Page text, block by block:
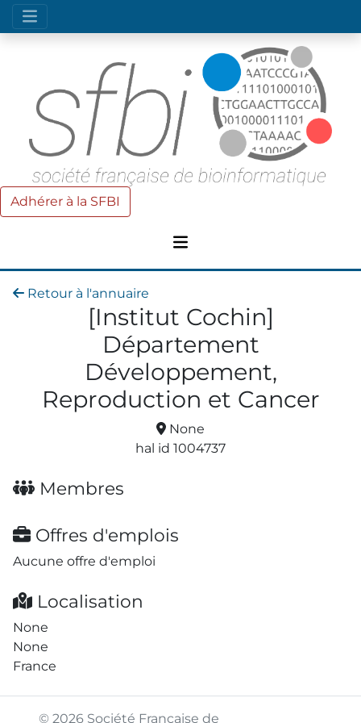
Adhérer à la SFBI
Retour à l'annuaire
[Institut Cochin]
Département
Développement,
Reproduction et Cancer
None
hal id 1004737
Membres
Offres d'emplois
Aucune offre d'emploi
Localisation
None
None
France
© 2026 Société Française de